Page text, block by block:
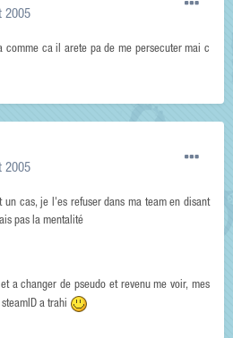
2005
ca il arete pa de me persecuter mai c
2005
un cas, je l'es refuser dans ma team en disant
pas la mentalité
a changer de pseudo et revenu me voir, mes
a trahi